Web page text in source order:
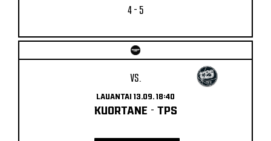
4 - 5
VS.
LAUANTAI 13.09. 18:40
KUORTANE - TPS